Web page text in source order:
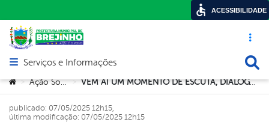
Acesso
Abrir menu principal de navegação
Serviços e Informações
Você está aqui:
> Ação Social > VEM AÍ UM MOMENTO DE ESCUTA, DIÁLOGO E CONSTRUÇÃO COLETIVA!
publicado: 07/05/2025 12h15,
última modificação: 07/05/2025 12h15
ACESSIBILIDADE